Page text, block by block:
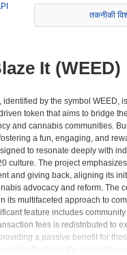
तकनीकी
It (WEED)
identified by the symbol WEED,
token that aims to bridge
and cannabis communities.
a fun, engaging, and
to resonate deeply with
culture. The project
and giving back, aligning its
advocacy and reform. The
its multifaceted approach to
feature includes
fees is redistributed to
a passive benefit for
reflections, the project is